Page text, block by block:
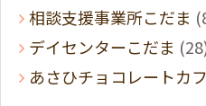
相談支援事業所こだま
デイセンターこだま
あさひチョコレートカ